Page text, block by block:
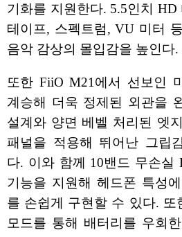
기화를 지원한다. 5.5인치 HD
테이프, 스펙트럼, VU 미터
음악 감상의 몰입감을 높인다.
또한 FiiO M21에서 선보인
계승해 더욱 정제된 외관을
설계와 양면 베벨 처리된 엣
패널을 적용해 뛰어난 그립
다. 이와 함께 10밴드 무손실
기능을 지원해 헤드폰 특성
를 손쉽게 구현할 수 있다. 또
모드를 통해 배터리를 우회